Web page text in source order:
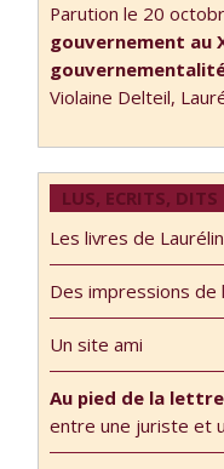
Parution le 20
gouvernement au
Violaine Delteil,
LUS, ECRITS, DITS
Les livres de
Des impressions de
Un site ami
Au pied de la
entre une juriste et